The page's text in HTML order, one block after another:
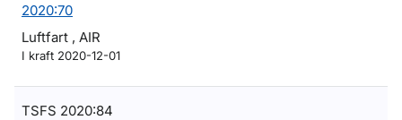
2020:70
Luftfart , AIR
I kraft 2020-12-01
TSFS 2020:84